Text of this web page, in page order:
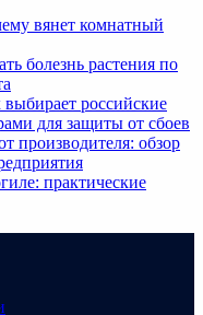
вянет комнатный
болезнь растения по
российские
для защиты от сбоев
производителя: обзор
практические